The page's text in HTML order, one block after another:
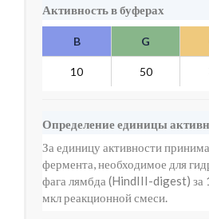
Активность в буферах
B G
10 50
Определение единицы
За единицу активности
фермента, необходимое для
фага лямбда (HindIII-digest) за
мкл реакционной смеси.